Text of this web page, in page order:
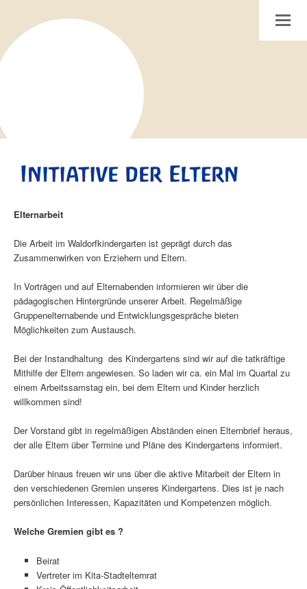
Elternarbeit
Die Arbeit im Waldorfkindergarten ist geprägt durch das
Zusammenwirken von Erziehern und Eltern.
In Vorträgen und auf Elternabenden informieren wir über die
pädagogischen Hintergründe unserer Arbeit. Regelmäßige
Gruppenelternabende und Entwicklungsgespräche bieten
Möglichkeiten zum Austausch.
Bei der Instandhaltung des Kindergartens sind wir auf die tatkräftige
Mithilfe der Eltern angewiesen. So laden wir ca. ein Mal im Quartal zu
einem Arbeitssamstag ein, bei dem Eltern und Kinder herzlich
willkommen sind!
Der Vorstand gibt in regelmäßigen Abständen einen Elternbrief heraus,
der alle Eltern über Termine und Pläne des Kindergartens informiert.
Darüber hinaus freuen wir uns über die aktive Mitarbeit der Eltern in
den verschiedenen Gremien unseres Kindergartens. Dies ist je nach
persönlichen Interessen, Kapazitäten und Kompetenzen möglich.
Welche Gremien gibt es ?
Beirat
Vertreter im Kita-Stadtelternrat